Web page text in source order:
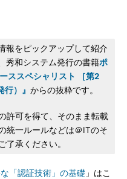
報をピックアップして紹介
秀和システム発行の書籍ポ
ススペシャリスト ［第2
）』 からの抜粋です。
許可を得て、そのまま転載
統一ルールなどは＠ITのそ
了承ください。
「認証技術」の基礎 」はこ